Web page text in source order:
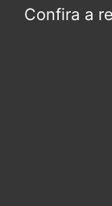
Confira a